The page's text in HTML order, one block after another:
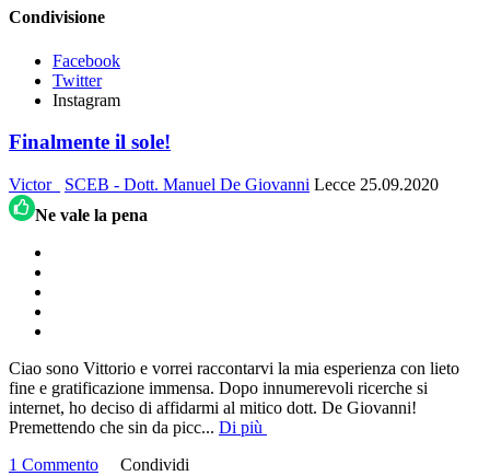
Condivisione
Facebook
Twitter
Instagram
Finalmente il sole!
Victor_ SCEB - Dott. Manuel De Giovanni Lecce 25.09.2020
Ne vale la pena
Ciao sono Vittorio e vorrei raccontarvi la mia esperienza con lieto
fine e gratificazione immensa. Dopo innumerevoli ricerche si
internet, ho deciso di affidarmi al mitico dott. De Giovanni!
Premettendo che sin da picc... Di più
1 Commento
Condividi